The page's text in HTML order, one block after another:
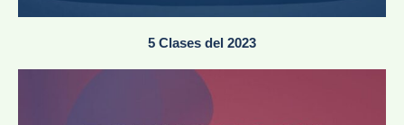
5 Clases del 2023